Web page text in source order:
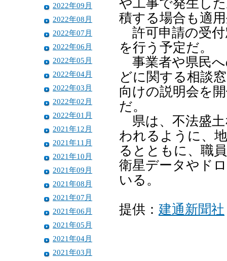
2022年09月
2022年08月
2022年07月
2022年06月
2022年05月
2022年04月
2022年03月
2022年02月
2022年01月
2021年12月
2021年11月
2021年10月
2021年09月
2021年08月
2021年07月
2021年06月
2021年05月
2021年04月
2021年03月
や工事で発生し
積する場合も適
許可申請の受付
を行う予定だ。
事業者や県民へ
どに関する相談
向けの説明会を
だ。
県は、不法盛土
われるように、
るとともに、職
衛星データやド
いる。
提供： 建通新聞社